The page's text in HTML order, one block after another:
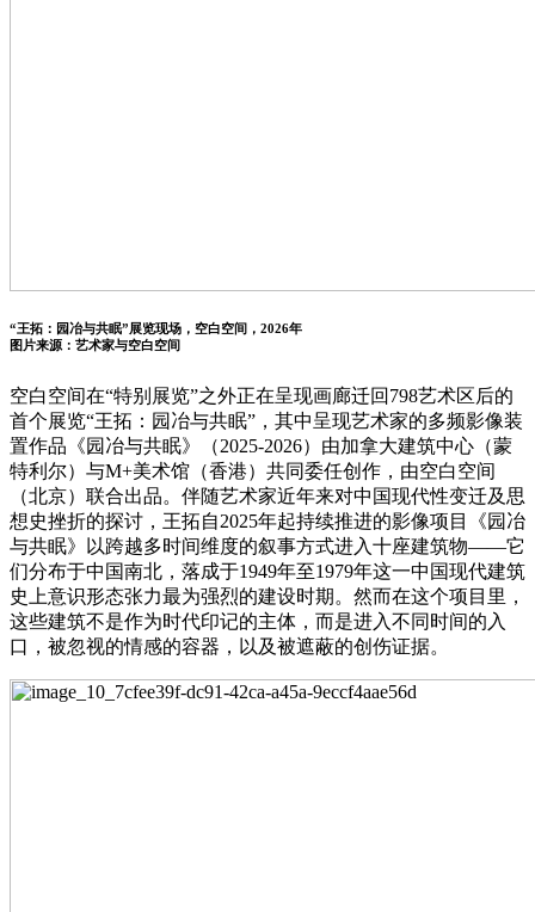
“王拓：园冶与共眠”展览现场，空白空间，2026年
图片来源：艺术家与空白空间
空白空间在“特别展览”之外正在呈现画廊迁回798艺术区后的
首个展览“王拓：园冶与共眠”，其中呈现艺术家的多频影像装
置作品《园冶与共眠》（2025-2026）由加拿大建筑中心（蒙
特利尔）与M+美术馆（香港）共同委任创作，由空白空间
（北京）联合出品。伴随艺术家近年来对中国现代性变迁及思
想史挫折的探讨，王拓自2025年起持续推进的影像项目《园冶
与共眠》以跨越多时间维度的叙事方式进入十座建筑物——它
们分布于中国南北，落成于1949年至1979年这一中国现代建筑
史上意识形态张力最为强烈的建设时期。然而在这个项目里，
这些建筑不是作为时代印记的主体，而是进入不同时间的入
口，被忽视的情感的容器，以及被遮蔽的创伤证据。